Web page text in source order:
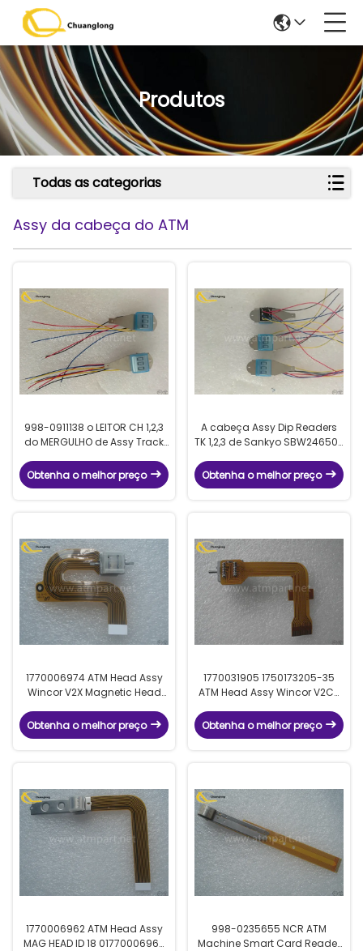
Produtos
Todas as categorias
Assy da cabeça do ATM
998-0911138 o LEITOR CH 1,2,3
do MERGULHO de Assy Track
3 ATM LEU 9980911138 ICM300
Obtenha o melhor preço
A cabeça Assy Dip Readers
TK 1,2,3 de Sankyo SBW246502
do ICM 330
Obtenha o melhor preço
1770006974 ATM Head Assy
Wincor V2X Magnetic Head
4999785-4
Obtenha o melhor preço
1770031905 1750173205-35
ATM Head Assy Wincor V2CU
Obtenha o melhor preço
1770006962 ATM Head Assy
MAG HEAD ID 18 01770006962
998-0235655 NCR ATM
Machine Smart Card Reader